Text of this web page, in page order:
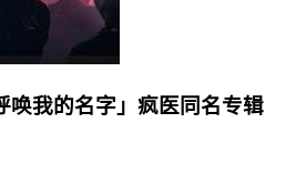
唤我的名字」疯医同名专辑